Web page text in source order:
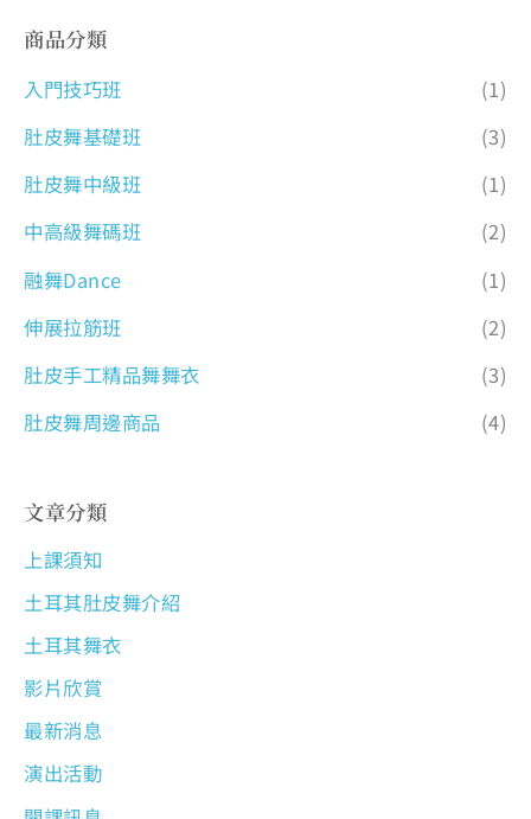
商品分類
入門技巧班
(1)
肚皮舞基礎班
(3)
肚皮舞中級班
(1)
中高級舞碼班
(2)
融舞Dance
(1)
伸展拉筋班
(2)
肚皮手工精品舞舞衣
(3)
肚皮舞周邊商品
(4)
文章分類
上課須知
土耳其肚皮舞介紹
土耳其舞衣
影片欣賞
最新消息
演出活動